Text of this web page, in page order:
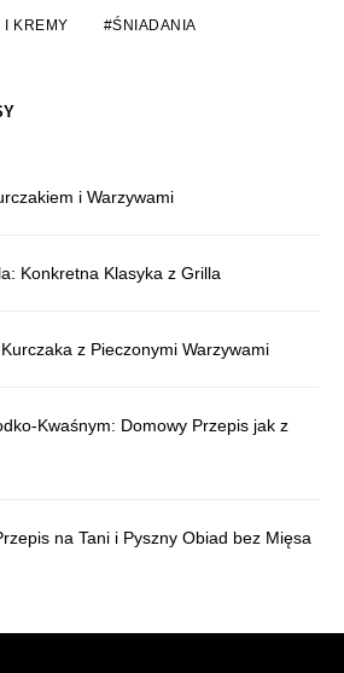
I KREMY ŚNIADANIA
i Warzywami
Konkretna Klasyka z Grilla
z Pieczonymi Warzywami
Kwaśnym: Domowy Przepis jak z
na Tani i Pyszny Obiad bez Mięsa